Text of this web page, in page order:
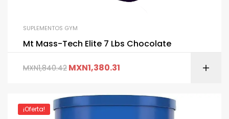
SUPLEMENTOS GYM
Mt Mass-Tech Elite 7 Lbs Chocolate
MXN1,840.42 MXN1,380.31
¡Oferta!